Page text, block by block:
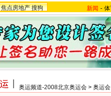
焦点房地产 搜狗 新闻 -
奥运频道-2008北京奥运会 > 奥运